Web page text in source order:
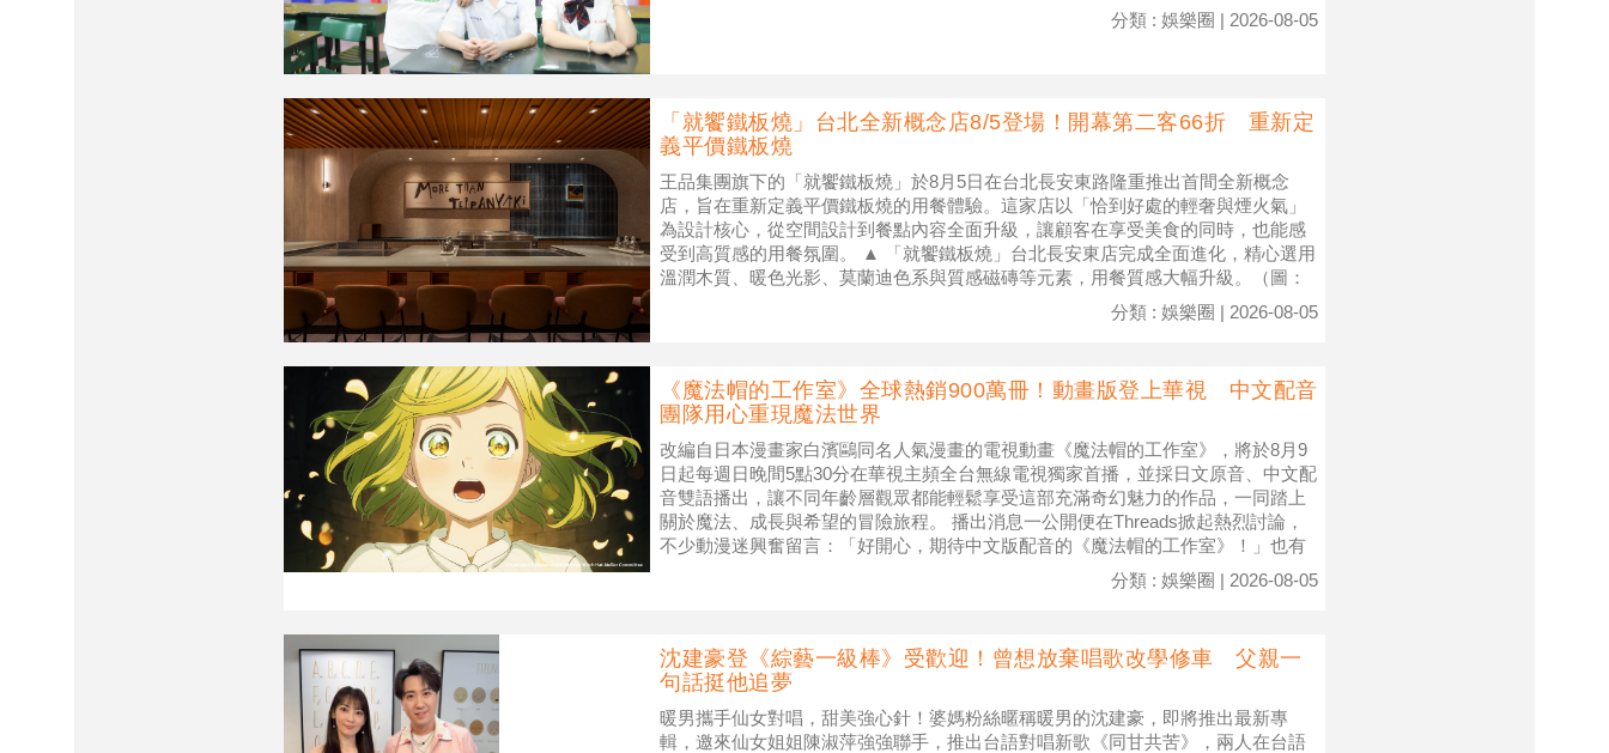
分類 : 娛樂圈 | 2026-08-05
「就饗鐵板燒」台北全新概念店8/5登場！開幕第二客66折 重新定
義平價鐵板燒
王品集團旗下的「就饗鐵板燒」於8月5日在台北長安東路隆重推出首間全新概念
店，旨在重新定義平價鐵板燒的用餐體驗。這家店以「恰到好處的輕奢與煙火氣」
為設計核心，從空間設計到餐點內容全面升級，讓顧客在享受美食的同時，也能感
受到高質感的用餐氛圍。 ▲ 「就饗鐵板燒」台北長安東店完成全面進化，精心選用
溫潤木質、暖色光影、莫蘭迪色系與質感磁磚等元素，用餐質感大幅升級。（圖：
分類 : 娛樂圈 | 2026-08-05
《魔法帽的工作室》全球熱銷900萬冊！動畫版登上華視 中文配音
團隊用心重現魔法世界
改編自日本漫畫家白濱鷗同名人氣漫畫的電視動畫《魔法帽的工作室》，將於8月9
日起每週日晚間5點30分在華視主頻全台無線電視獨家首播，並採日文原音、中文配
音雙語播出，讓不同年齡層觀眾都能輕鬆享受這部充滿奇幻魅力的作品，一同踏上
關於魔法、成長與希望的冒險旅程。 播出消息一公開便在Threads掀起熱烈討論，
不少動漫迷興奮留言：「好開心，期待中文版配音的《魔法帽的工作室》！」也有
分類 : 娛樂圈 | 2026-08-05
沈建豪登《綜藝一級棒》受歡迎！曾想放棄唱歌改學修車 父親一
句話挺他追夢
暖男攜手仙女對唱，甜美強心針！婆媽粉絲暱稱暖男的沈建豪，即將推出最新專
輯，邀來仙女姐姐陳淑萍強強聯手，推出台語對唱新歌《同甘共苦》，兩人在台語